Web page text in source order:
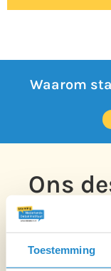
Toestemming
Waarom
Ons
trainers